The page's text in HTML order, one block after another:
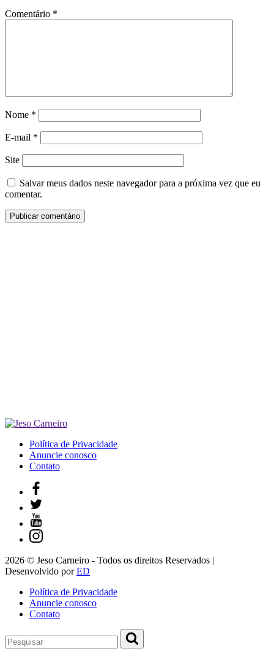
Comentário *
Nome *
E-mail *
Site
Salvar meus dados neste navegador para a próxima vez que eu
comentar.
Política de Privacidade
Anuncie conosco
Contato
2026 © Jeso Carneiro - Todos os direitos Reservados |
Desenvolvido porED
Política de Privacidade
Anuncie conosco
Contato